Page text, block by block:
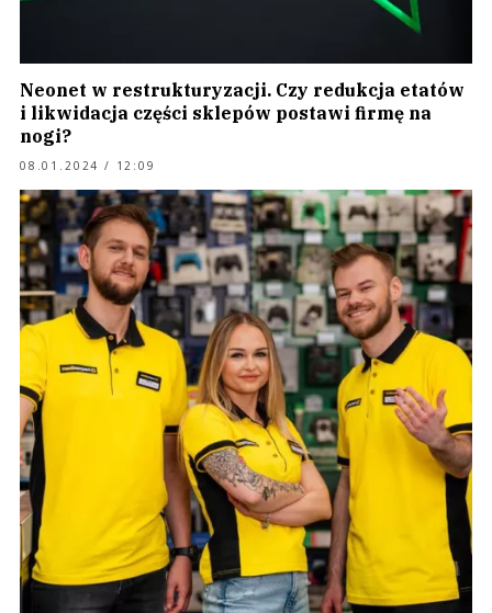
Neonet w restrukturyzacji. Czy redukcja etatów
i likwidacja części sklepów postawi firmę na
nogi?
08.01.2024 / 12:09